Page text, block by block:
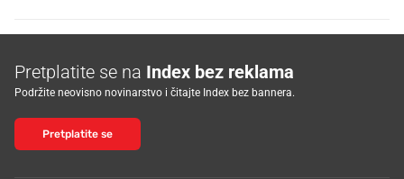
Pretplatite se na Index bez reklama
Podržite neovisno novinarstvo i čitajte Index bez bannera.
Pretplatite se